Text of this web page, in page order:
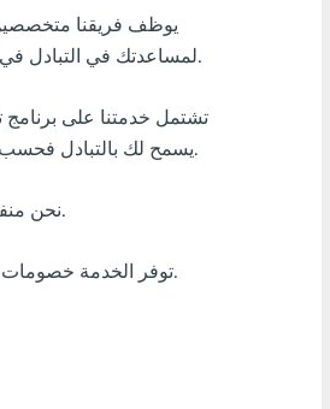
أٍ بل? فٍن كنفدن?
أٍ بل? سنك ?ر?ٍزٍ
يوظف فريقنا
لمساعدتك في التبادل في أي وقت من اليوم.
تشتمل خدمتنا على برنامج
يسمح لك بالتبادل فحسب ، بل أيضًا بالكسب.
نحن منفتحون على التعاون.
توفر الخدمة خصومات للعملاء المنتظمين.